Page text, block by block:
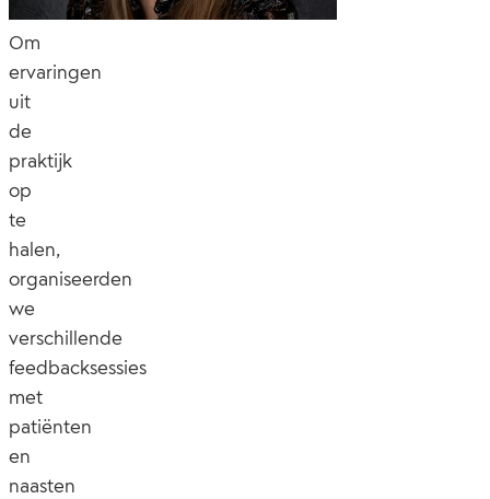
Om
ervaringen
uit
de
praktijk
op
te
halen,
organiseerden
we
verschillende
feedbacksessies
met
patiënten
en
naasten